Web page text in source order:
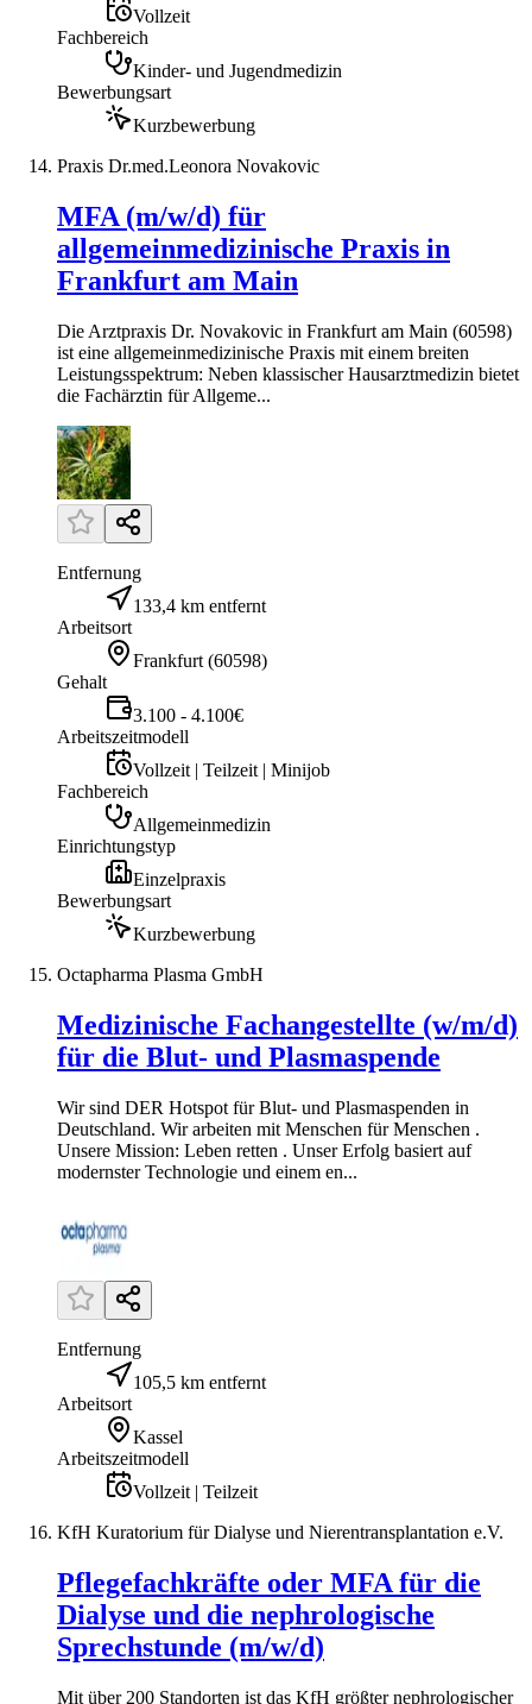
Vollzeit
Fachbereich
Kinder- und Jugendmedizin
Bewerbungsart
Kurzbewerbung
Praxis Dr.med.Leonora Novakovic
MFA (m/w/d) für
allgemeinmedizinische Praxis in
Frankfurt am Main
Die Arztpraxis Dr. Novakovic in Frankfurt am Main (60598)
ist eine allgemeinmedizinische Praxis mit einem breiten
Leistungsspektrum: Neben klassischer Hausarztmedizin bietet
die Fachärztin für Allgeme...
Entfernung
133,4 km entfernt
Arbeitsort
Frankfurt (60598)
Gehalt
3.100 - 4.100€
Arbeitszeitmodell
Vollzeit | Teilzeit | Minijob
Fachbereich
Allgemeinmedizin
Einrichtungstyp
Einzelpraxis
Bewerbungsart
Kurzbewerbung
Octapharma Plasma GmbH
Medizinische Fachangestellte (w/m/d)
für die Blut- und Plasmaspende
Wir sind DER Hotspot für Blut- und Plasmaspenden in
Deutschland. Wir arbeiten mit Menschen für Menschen .
Unsere Mission: Leben retten . Unser Erfolg basiert auf
modernster Technologie und einem en...
Entfernung
105,5 km entfernt
Arbeitsort
Kassel
Arbeitszeitmodell
Vollzeit | Teilzeit
KfH Kuratorium für Dialyse und Nierentransplantation e.V.
Pflegefachkräfte oder MFA für die
Dialyse und die nephrologische
Sprechstunde (m/w/d)
Mit über 200 Standorten ist das KfH größter nephrologischer